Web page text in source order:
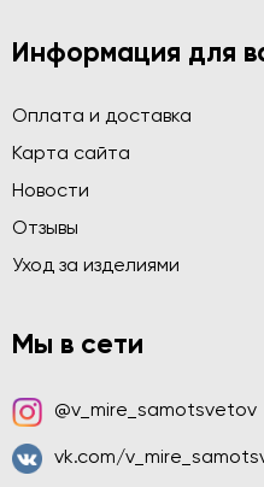
Информация для
Оплата и доставка
Карта сайта
Новости
Отзывы
Уход за изделиями
Мы в сети
@v_mire_samotsvetov
vk.com/